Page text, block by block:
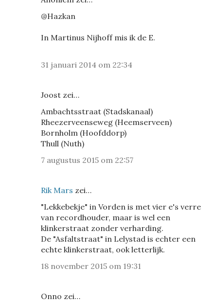
@Hazkan
In Martinus Nijhoff mis ik de E.
31 januari 2014 om 22:34
Joost zei…
Ambachtsstraat (Stadskanaal)
Rheezerveenseweg (Heemserveen)
Bornholm (Hoofddorp)
Thull (Nuth)
7 augustus 2015 om 22:57
Rik Mars zei…
"Lekkebekje" in Vorden is met vier e's verre
van recordhouder, maar is wel een
klinkerstraat zonder verharding.
De "Asfaltstraat" in Lelystad is echter een
echte klinkerstraat, ook letterlijk.
18 november 2015 om 19:31
Onno zei…